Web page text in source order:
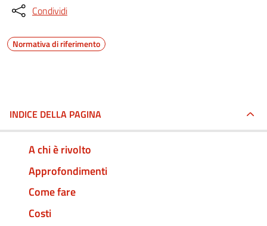
Condividi
Normativa di riferimento
INDICE DELLA PAGINA
A chi è rivolto
Approfondimenti
Come fare
Costi